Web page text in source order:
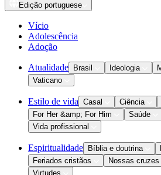
Edição portuguese
Vício
Adolescência
Adoção
Atualidade Brasil Ideologia
Vaticano
Estilo de vida Casal Ciência
For Her &amp; For Him
Saúde
Vida profissional
Espiritualidade Bíblia e doutrina
Feriados cristãos
Nossas cruzes
Virtudes